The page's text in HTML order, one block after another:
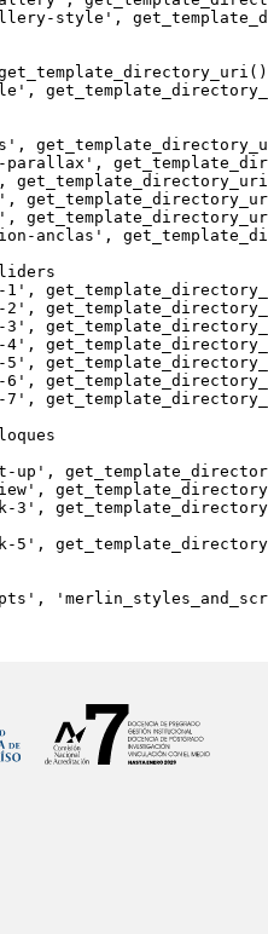
style',
anclas',
up',
3',
5',